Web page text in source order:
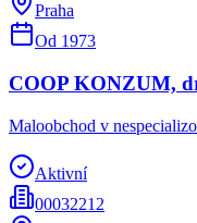
Praha
Od 1973
COOP KONZUM,
Maloobchod v
Aktivní
00032212